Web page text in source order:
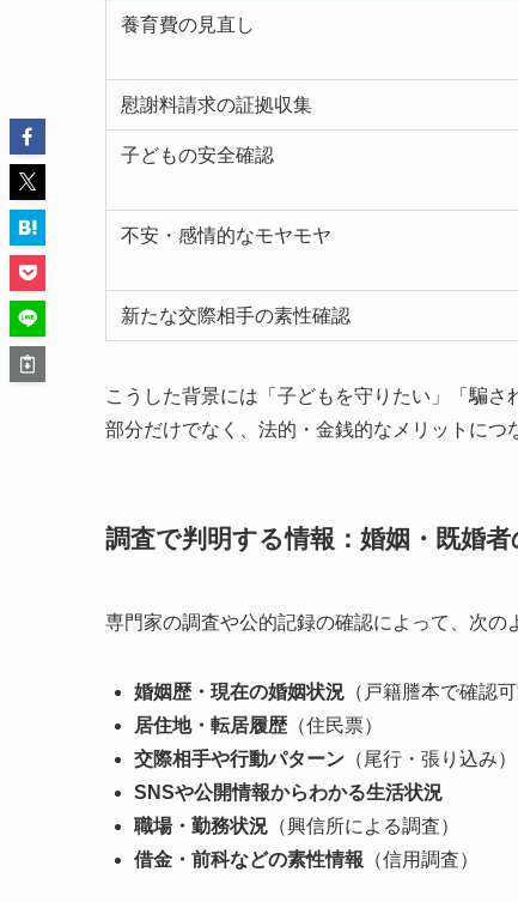
養育費の見直し
慰謝料請求の証拠収集
子どもの安全確認
不安・感情的なモヤモヤ
新たな交際相手の素性確認
こうした背景には「子どもを守りたい」「騙
部分だけでなく、法的・金銭的なメリットにつ
調査で判明する情報：婚姻・既婚
専門家の調査や公的記録の確認によって、次の
婚姻歴・現在の婚姻状況 （戸籍謄本で確認可
居住地・転居履歴 （住民票）
交際相手や行動パターン （尾行・張り込み）
SNSや公開情報からわかる生活状況
職場・勤務状況 （興信所による調査）
借金・前科などの素性情報 （信用調査）